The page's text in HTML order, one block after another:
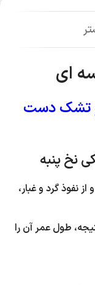
ای
تشک دست
نخ پنبه
نفوذ گرد و غبار،
طول عمر آن را